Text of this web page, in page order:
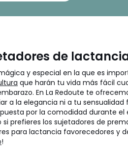
de
y especial en la que es
que harán tu vida más fácil
En La Redoute te
a la elegancia ni a tu sensualidad
por la comodidad durante
prefieres los sujetadores de
para lactancia favorecedores y
!